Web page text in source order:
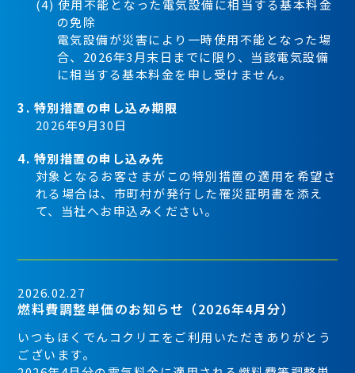
(4) 使用不能となった電気設備に相当する基本料金
の免除
電気設備が災害により一時使用不能となった場
合、2026年3月末日までに限り、当該電気設備
に相当する基本料金を申し受けません。
3. 特別措置の申し込み期限
2026年9月30日
4. 特別措置の申し込み先
対象となるお客さまがこの特別措置の適用を希望さ
れる場合は、市町村が発行した罹災証明書を添え
て、当社へお申込みください。
2026.02.27
燃料費調整単価のお知らせ（2026年4月分）
いつもほくでんコクリエをご利用いただきありがとう
ございます。